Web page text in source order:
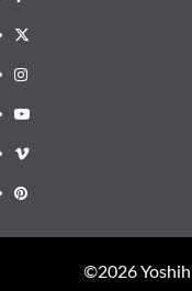
X
Instagram
Youtube
Vimeo
Pinterest
©︎2026